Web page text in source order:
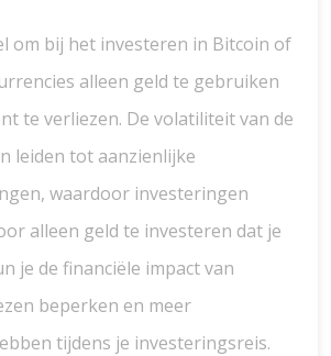
om bij het investeren in Bitcoin of
alleen geld te gebruiken
te verliezen. De volatiliteit van de
leiden tot aanzienlijke
waardoor investeringen
alleen geld te investeren dat je
je de financiële impact van
beperken en meer
tijdens je investeringsreis.